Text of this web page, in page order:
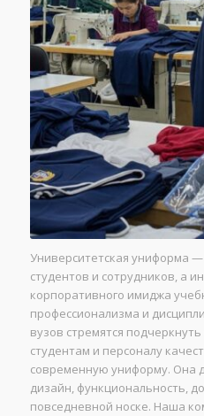
Университетская униформа
студентов и сотрудников, а
корпоративного имиджа
профессионализма и
вузов стремятся подчеркнуть
студентам и персоналу
современную униформу. Она
дизайн, функциональность,
повседневной носке. Наша